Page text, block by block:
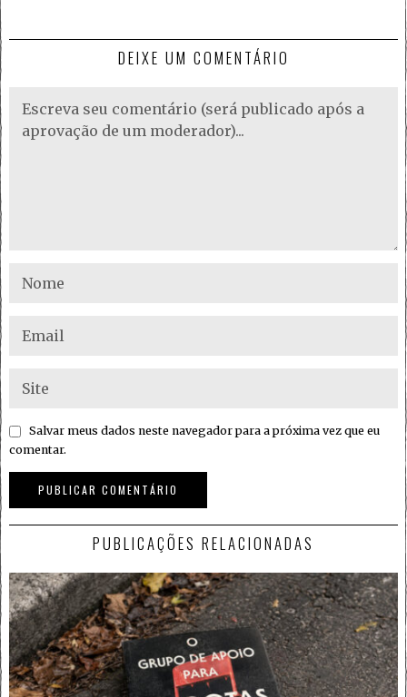
DEIXE UM COMENTÁRIO
Salvar meus dados neste navegador para a próxima vez que eu
comentar.
PUBLICAÇÕES RELACIONADAS